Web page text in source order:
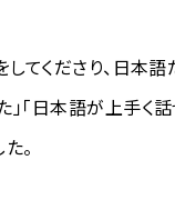
してくださり、日
「日本語が上手く
。